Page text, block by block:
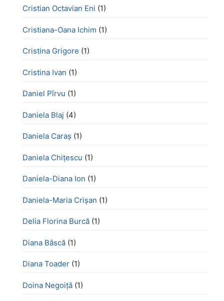
Cristian Octavian Eni (1)
Cristiana-Oana Ichim (1)
Cristina Grigore (1)
Cristina Ivan (1)
Daniel Pîrvu (1)
Daniela Blaj (4)
Daniela Caraș (1)
Daniela Chiţescu (1)
Daniela-Diana Ion (1)
Daniela-Maria Crișan (1)
Delia Florina Burcă (1)
Diana Bâscă (1)
Diana Toader (1)
Doina Negoiță (1)